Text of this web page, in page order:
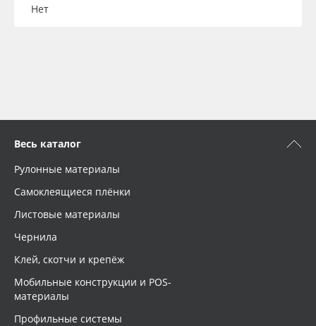
Нет
Весь каталог
Рулонные материалы
Самоклеящиеся плёнки
Листовые материалы
Чернила
Клей, скотчи и крепёж
Мобильные конструкции и POS-
материалы
Профильные системы